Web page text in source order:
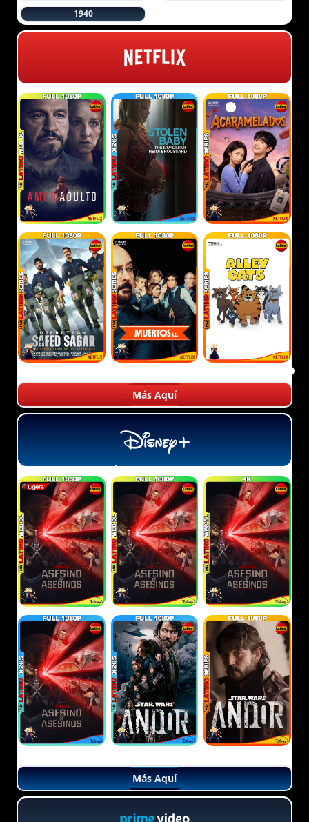
1940
Más Aquí
Más Aquí